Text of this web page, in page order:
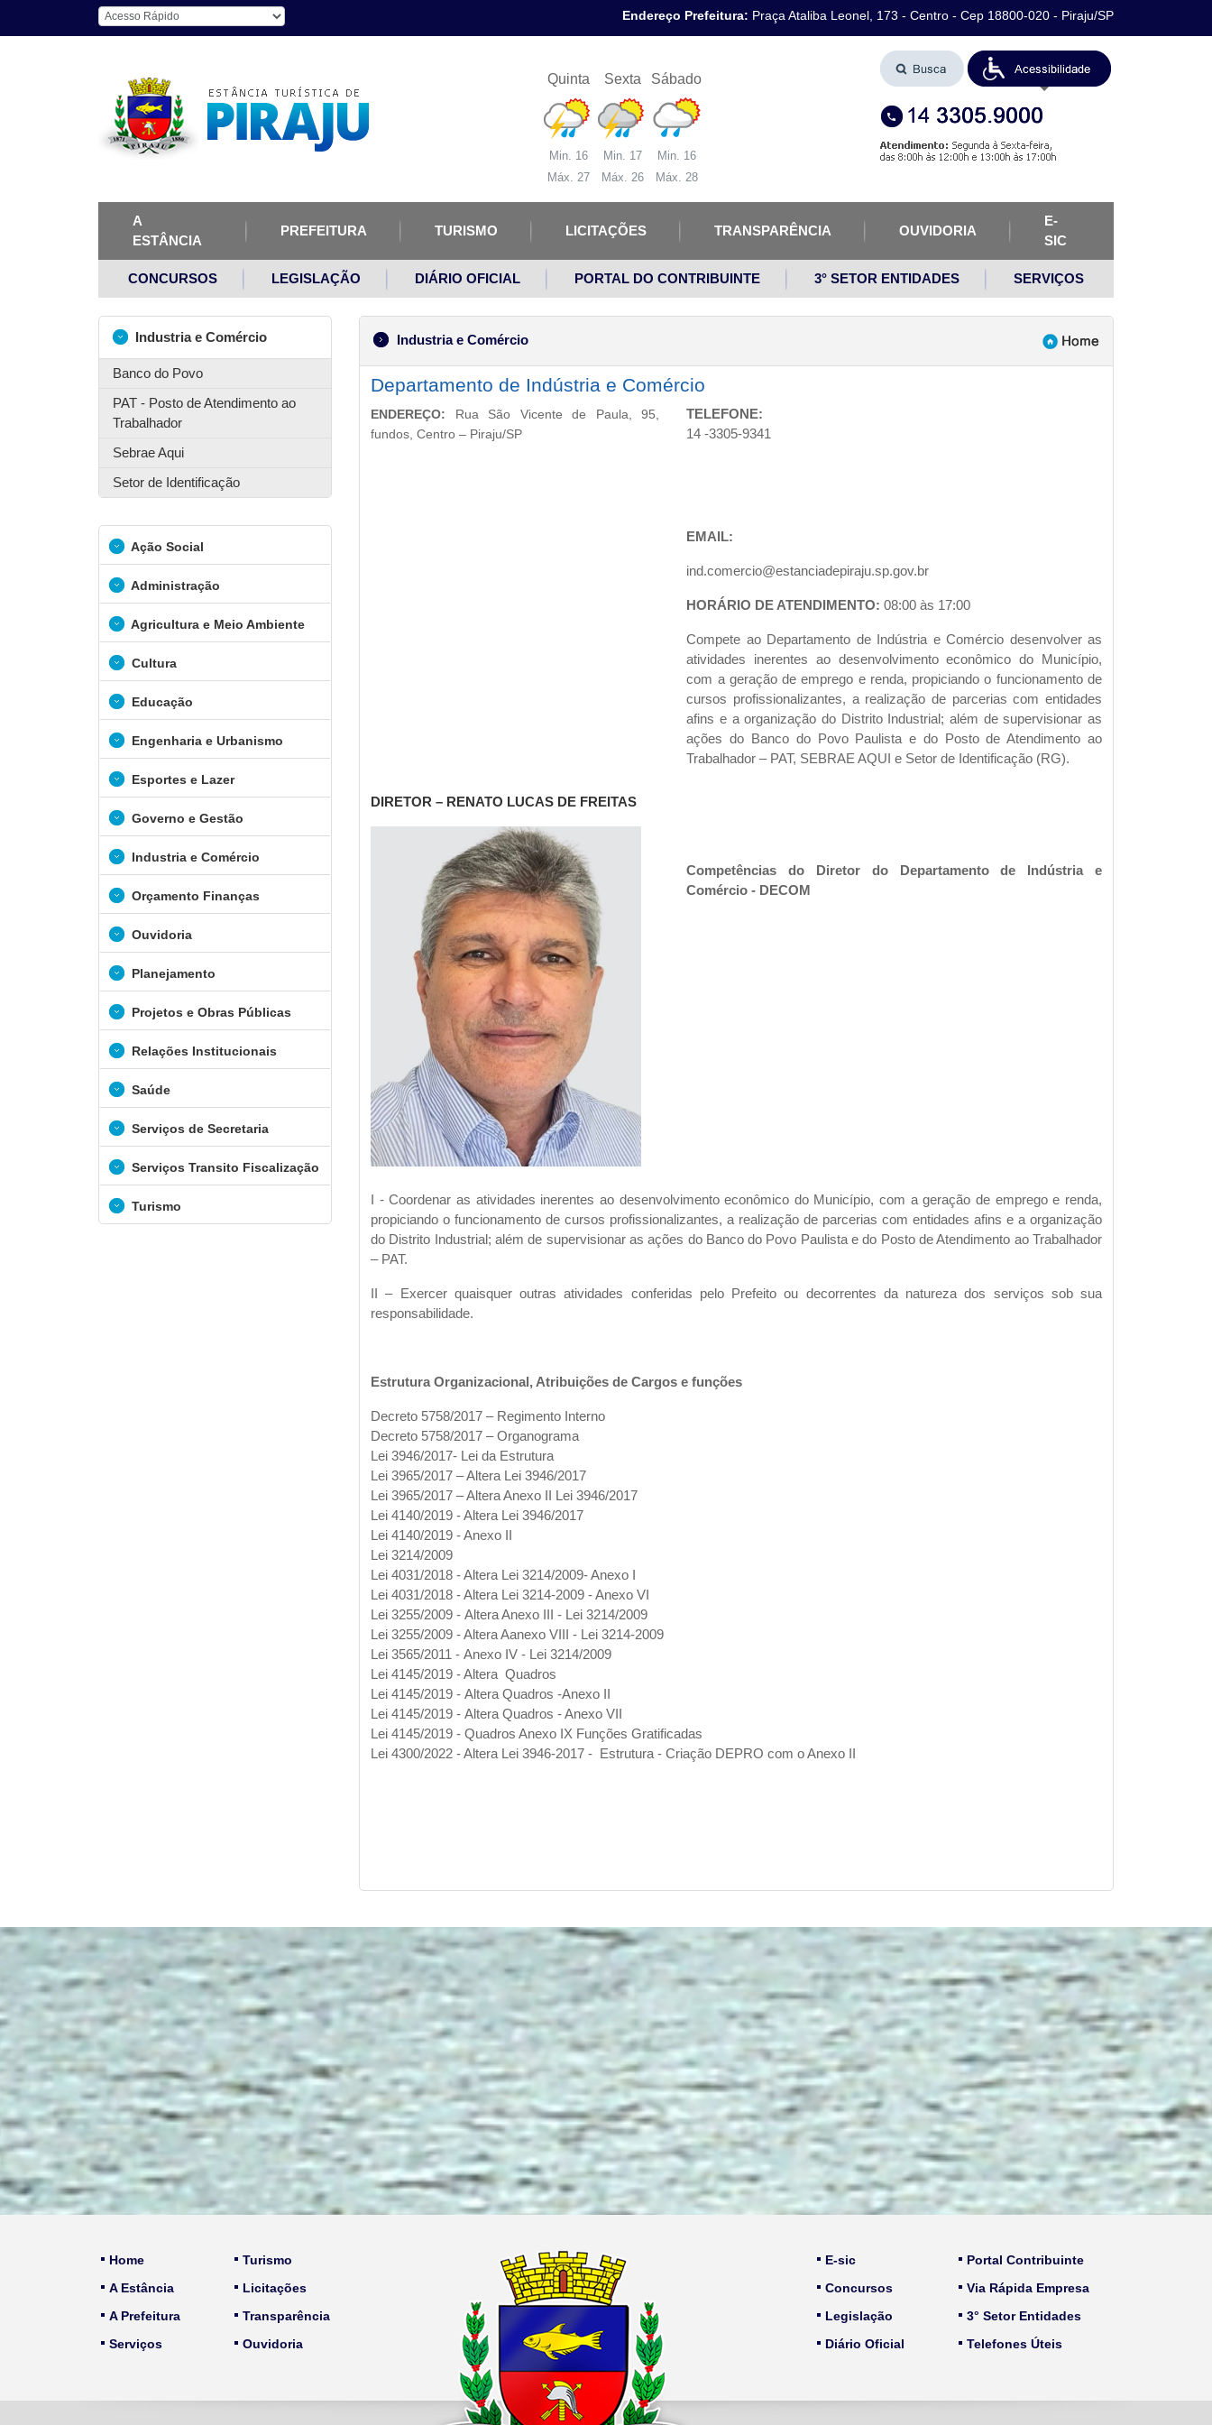
Endereço Prefeitura: Praça Ataliba Leonel, 173 - Centro - Cep 18800-020 - Piraju/SP
Quinta
Min. 16
Máx. 27
Sexta
Min. 17
Máx. 26
Sábado
Min. 16
Máx. 28
A
ESTÂNCIA
PREFEITURA TURISMO LICITAÇÕES TRANSPARÊNCIA OUVIDORIA
E-
SIC
CONCURSOS LEGISLAÇÃO DIÁRIO OFICIAL PORTAL DO CONTRIBUINTE 3° SETOR ENTIDADES SERVIÇOS
Industria e Comércio
Banco do Povo
PAT - Posto de Atendimento ao
Trabalhador
Sebrae Aqui
Setor de Identificação
Ação Social
Administração
Agricultura e Meio Ambiente
Cultura
Educação
Engenharia e Urbanismo
Esportes e Lazer
Governo e Gestão
Industria e Comércio
Orçamento Finanças
Ouvidoria
Planejamento
Projetos e Obras Públicas
Relações Institucionais
Saúde
Serviços de Secretaria
Serviços Transito Fiscalização
Turismo
Industria e Comércio
Departamento de Indústria e Comércio
ENDEREÇO:
Rua São Vicente de Paula, 95,
fundos, Centro – Piraju/SP
TELEFONE:
14 -3305-9341
EMAIL:
ind.comercio@estanciadepiraju.sp.gov.br
HORÁRIO DE ATENDIMENTO:08:00 às 17:00
Compete ao Departamento de Indústria e Comércio desenvolver as
atividades inerentes ao desenvolvimento econômico do Município,
com a geração de emprego e renda, propiciando o funcionamento de
cursos profissionalizantes, a realização de parcerias com entidades
afins e a organização do Distrito Industrial; além de supervisionar as
ações do Banco do Povo Paulista e do Posto de Atendimento ao
Trabalhador – PAT, SEBRAE AQUI e Setor de Identificação (RG).
DIRETOR – RENATO LUCAS DE FREITAS
Competências do Diretor do Departamento de Indústria e
Comércio - DECOM
I - Coordenar as atividades inerentes ao desenvolvimento econômico do Município, com a geração de emprego e renda,
propiciando o funcionamento de cursos profissionalizantes, a realização de parcerias com entidades afins e a organização
do Distrito Industrial; além de supervisionar as ações do Banco do Povo Paulista e do Posto de Atendimento ao Trabalhador
– PAT.
II – Exercer quaisquer outras atividades conferidas pelo Prefeito ou decorrentes da natureza dos serviços sob sua
responsabilidade.
Estrutura Organizacional, Atribuições de Cargos e funções ​
Decreto 5758/2017 – Regimento Interno
Decreto 5758/2017 – Organograma
Lei 3946/2017- Lei da Estrutura
Lei 3965/2017 – Altera Lei 3946/2017
Lei 3965/2017 – Altera Anexo II Lei 3946/2017
Lei 4140/2019 - Altera Lei 3946/2017
Lei 4140/2019 - Anexo II
Lei 3214/2009
Lei 4031/2018 - Altera Lei 3214/2009- Anexo I
Lei 4031/2018 - Altera Lei 3214-2009 - Anexo VI
Lei 3255/2009 - Altera Anexo III - Lei 3214/2009
Lei 3255/2009 - Altera Aanexo VIII - Lei 3214-2009
Lei 3565/2011 - Anexo IV - Lei 3214/2009
Lei 4145/2019 - Altera Quadros
Lei 4145/2019 - Altera Quadros -Anexo II
Lei 4145/2019 - Altera Quadros - Anexo VII
Lei 4145/2019 - Quadros Anexo IX Funções Gratificadas
Lei 4300/2022 - Altera Lei 3946-2017 - Estrutura - Criação DEPRO com o Anexo II
Home
A Estância
A Prefeitura
Serviços
Turismo
Licitações
Transparência
Ouvidoria
E-sic
Concursos
Legislação
Diário Oficial
Portal Contribuinte
Via Rápida Empresa
3° Setor Entidades
Telefones Úteis